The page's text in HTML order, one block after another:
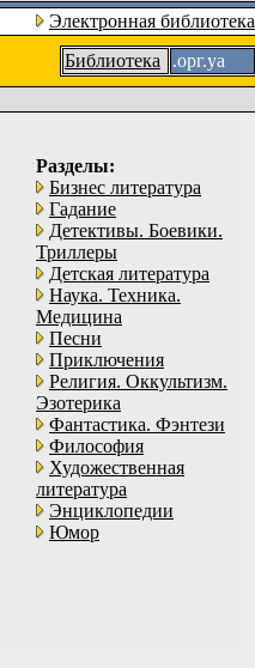
Электронная библиотека
Библиотека
.орг.уа
Разделы:
Бизнес литература
Гадание
Детективы. Боевики.
Триллеры
Детская литература
Наука. Техника.
Медицина
Песни
Приключения
Религия. Оккультизм.
Эзотерика
Фантастика. Фэнтези
Философия
Художественная
литература
Энциклопедии
Юмор